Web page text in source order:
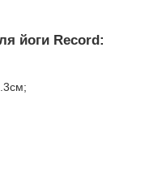
йоги Record :